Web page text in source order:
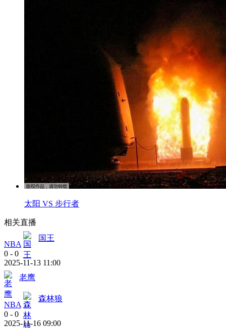
太阳 VS 步行者
相关直播
NBA
国王
0 - 0
2025-11-13 11:00
老鹰
NBA
森林狼
0 - 0
2025-11-16 09:00